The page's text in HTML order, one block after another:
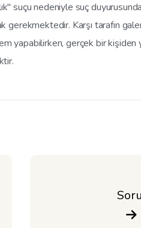
suçu nedeniyle suç
gerekmektedir. Karşı tarafın
yapabilirken, gerçek bir kişiden
Soru